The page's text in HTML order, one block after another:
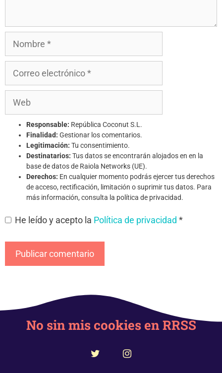
Responsable: República Coconut S.L.
Finalidad:Gestionar los comentarios.
Legitimación: Tu consentimiento.
Destinatarios: Tus datos se encontrarán alojados en en la
base de datos de Raiola Networks (UE).
Derechos: En cualquier momento podrás ejercer tus derechos
de acceso, rectificación, limitación o suprimir tus datos. Para
más información, consulta la política de privacidad.
He leído y acepto la Política de privacidad *
No sin mis cookies en RRSS